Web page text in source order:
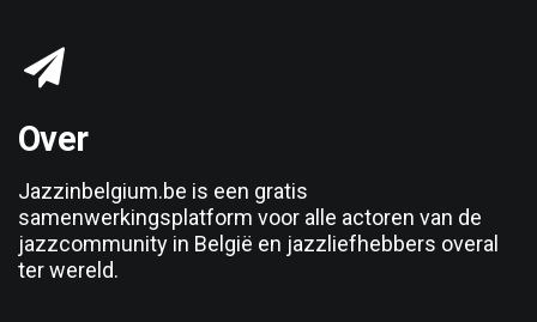
Over
Jazzinbelgium.be is een gratis
samenwerkingsplatform voor alle actoren van de
jazzcommunity in België en jazzliefhebbers overal
ter wereld.